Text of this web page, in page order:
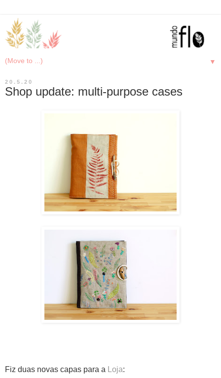
▼
20.5.20
Shop update: multi-purpose cases
Fiz duas novas capas para a Loja: